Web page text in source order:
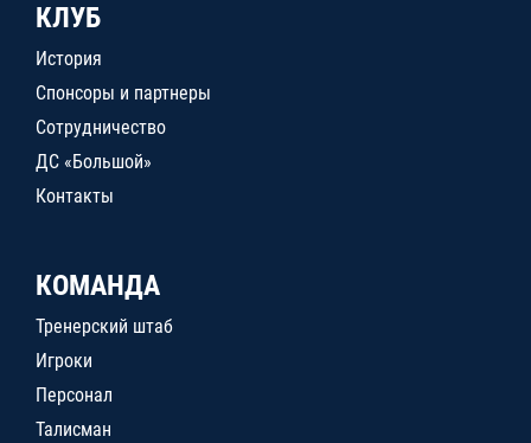
КЛУБ
История
Спонсоры и партнеры
Сотрудничество
ДС «Большой»
Контакты
КОМАНДА
Тренерский штаб
Игроки
Персонал
Талисман